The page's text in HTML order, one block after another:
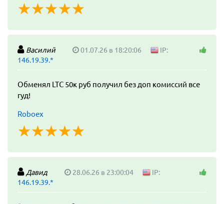
☆☆☆☆☆
★★★★★
Василий 01.07.26 в 18:20:06
IP:
146.19.39.*
Обменял LTC 50к руб получил без доп комиссий все
гуд!
Roboex
☆☆☆☆☆
★★★★★
Давид 28.06.26 в 23:00:04
IP:
146.19.39.*